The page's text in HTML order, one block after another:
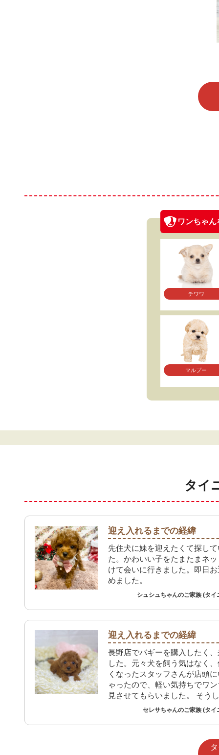
ワンちゃん
チワワ
マルプー
タイ
迎え入れるまでの経緯
先住犬に妹を迎えたくて探し
た。かわいい子をたまたまネ
けて会いに行きました。即日
めました。
シュシュちゃんのご家族 (タイ
迎え入れるまでの経緯
長野店でバギーを購入したく
した。元々犬を飼う気はなく
くなったスタッフさんが店頭
ゃったので、軽い気持ちでワ
見させてもらいました。 そう
ろ、とても可愛い顔のタイニ
購入を即決しました。家族が
ディーベアのようなワンちゃ
が夢だという話を聞いていた
セレサちゃんのご家族 (タイ